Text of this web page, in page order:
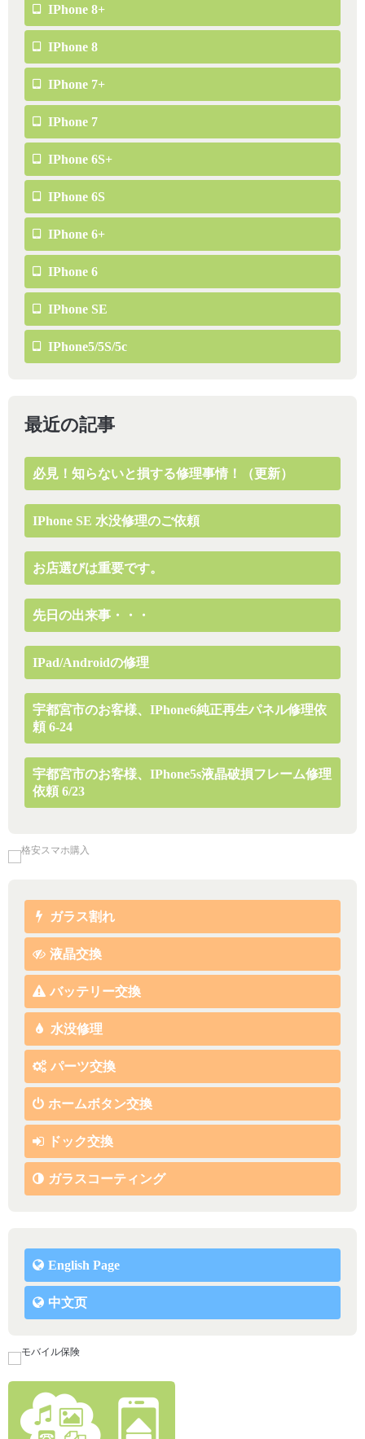
IPhone 8+
IPhone 8
IPhone 7+
IPhone 7
IPhone 6S+
IPhone 6S
IPhone 6+
IPhone 6
IPhone SE
IPhone5/5S/5c
最近の記事
必見！知らないと損する修理事情！（更新）
IPhone SE 水没修理のご依頼
お店選びは重要です。
先日の出来事・・・
IPad/Androidの修理
宇都宮市のお客様、iPhone6純正再生パネル修理依
頼 6-24
宇都宮市のお客様、iPhone5s液晶破損フレーム修理
依頼 6/23
ガラス割れ
液晶交換
バッテリー交換
水没修理
パーツ交換
ホームボタン交換
ドック交換
ガラスコーティング
English Page
中文页